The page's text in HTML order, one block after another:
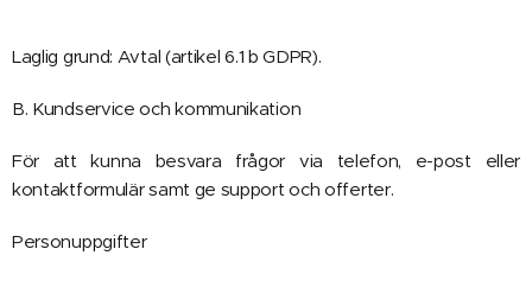
Laglig grund: Avtal (artikel 6.1 b GDPR).
B. Kundservice och kommunikation
För att kunna besvara frågor via telefon, e-post eller
kontaktformulär samt ge support och offerter.
Personuppgifter